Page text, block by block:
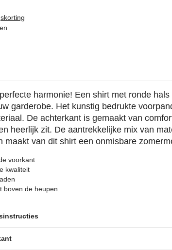
harmonie! Een shirt met ronde
garderobe. Het kunstig bedrukte
De achterkant is gemaakt van
heerlijk zit. De aantrekkelijke mix van
maakt van dit shirt een onmisbare
voorkant
kwaliteit
boven de heupen.